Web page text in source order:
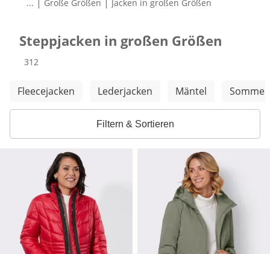
... Große Größen Jacken in großen Größen
Steppjacken in großen Größen
Produkte
312
Weitere Kategorien überspringen
Fleecejacken Lederjacken Mäntel
Filtern & Sortieren